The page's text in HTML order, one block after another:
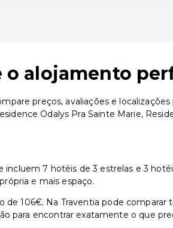
o alojamento
preços, avaliações e
Odalys Pra Sainte Marie,
7 hotéis de 3 estrelas e 3
e mais espaço.
106€. Na Traventia pode
para encontrar exatamente o que